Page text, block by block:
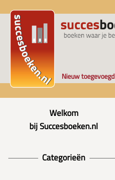
Nieuw toegevoegd
Welkom
bij Succesboeken.nl
Categorieën